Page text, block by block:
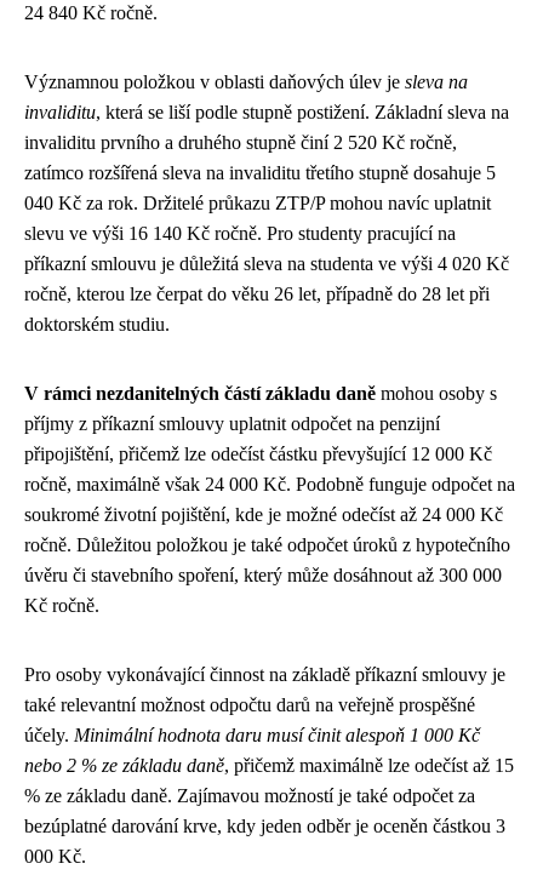
24 840 Kč ročně.
Významnou položkou v oblasti daňových úlev je sleva na
invaliditu, která se liší podle stupně postižení. Základní sleva na
invaliditu prvního a druhého stupně činí 2 520 Kč ročně,
zatímco rozšířená sleva na invaliditu třetího stupně dosahuje 5
040 Kč za rok. Držitelé průkazu ZTP/P mohou navíc uplatnit
slevu ve výši 16 140 Kč ročně. Pro studenty pracující na
příkazní smlouvu je důležitá sleva na studenta ve výši 4 020 Kč
ročně, kterou lze čerpat do věku 26 let, případně do 28 let při
doktorském studiu.
V rámci nezdanitelných částí základu daně mohou osoby s
příjmy z příkazní smlouvy uplatnit odpočet na penzijní
připojištění, přičemž lze odečíst částku převyšující 12 000 Kč
ročně, maximálně však 24 000 Kč. Podobně funguje odpočet na
soukromé životní pojištění, kde je možné odečíst až 24 000 Kč
ročně. Důležitou položkou je také odpočet úroků z hypotečního
úvěru či stavebního spoření, který může dosáhnout až 300 000
Kč ročně.
Pro osoby vykonávající činnost na základě příkazní smlouvy je
také relevantní možnost odpočtu darů na veřejně prospěšné
účely. Minimální hodnota daru musí činit alespoň 1 000 Kč
nebo 2 % ze základu daně, přičemž maximálně lze odečíst až 15
% ze základu daně. Zajímavou možností je také odpočet za
bezúplatné darování krve, kdy jeden odběr je oceněn částkou 3
000 Kč.